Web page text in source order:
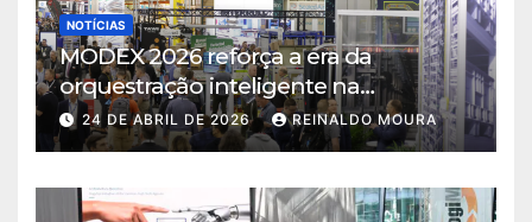
NOTÍCIAS
MODEX 2026 reforça a era da
orquestração inteligente na
intralogística
24 DE ABRIL DE 2026 REINALDO MOURA